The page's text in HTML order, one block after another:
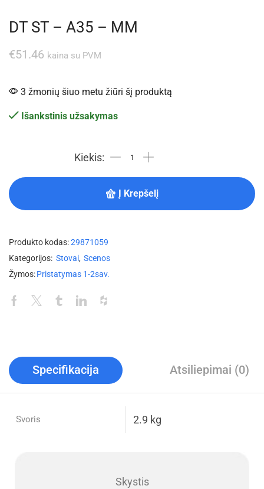
DT ST – A35 – MM
€51.46 kaina su PVM
3 žmonių šiuo metu žiūri šį produktą
Išankstinis užsakymas
Į Krepšelį
Produkto kodas:29871059
Kategorijos: Stovai, Scenos
Žymos:Pristatymas 1-2sav.
Specifikacija Atsiliepimai (0)
Svoris 2.9 kg
Skystis